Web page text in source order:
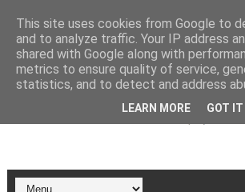
This site uses cookies from Google to
and to analyze traffic. Your IP address
shared with Google along with
metrics to ensure quality of service,
statistics, and to detect and address
LEARN MORE GOT IT